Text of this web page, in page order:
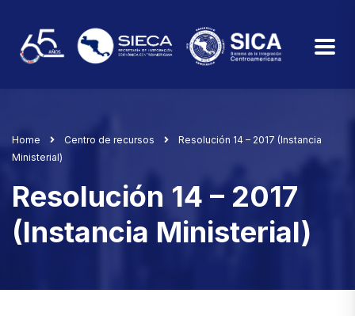
Home Centro de recursos
Resolución 14 – 2017 (Instancia
Ministerial)
Resolución 14 – 2017
(Instancia Ministerial)